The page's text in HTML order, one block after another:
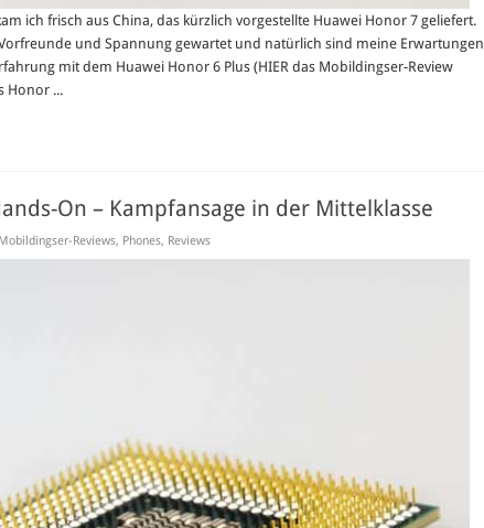
ich frisch aus China, das kürzlich vorgestellte Huawei Honor 7 geliefert.
und Spannung gewartet und natürlich sind meine Erwartungen
mit dem Huawei Honor 6 Plus (HIER das Mobildingser-Review
Honor ...
On – Kampfansage in der Mittelklasse
Mobildingser-Reviews, Phones, Reviews